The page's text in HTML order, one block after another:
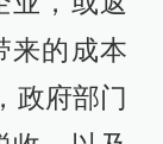
来的成本
政府部门